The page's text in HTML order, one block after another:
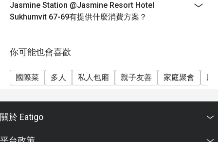
Jasmine Station @Jasmine Resort Hotel
Sukhumvit 67-69有提供什麼消費方案？
你可能也會喜歡
國際菜 多人 私人包廂 親子友善 家庭聚會 朋
關於 Eatigo